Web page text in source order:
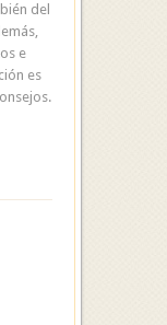
del
e
es